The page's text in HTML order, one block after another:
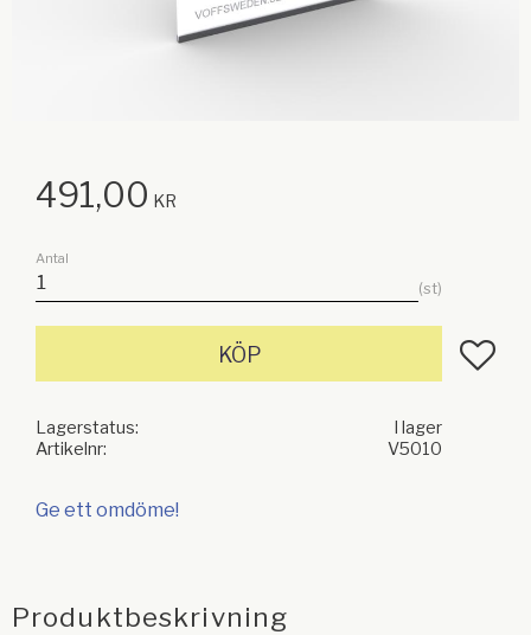
491,00 KR
Antal
st
KÖP Lägg
Lagerstatus
I lager
Artikelnr
V5010
Ge ett omdöme!
Produktbeskrivning